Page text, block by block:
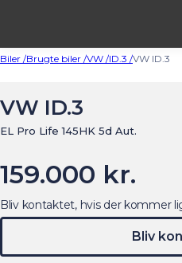
Biler /Brugte biler /VW /ID.3 /VW ID.3
VW ID.3
EL Pro Life 145HK 5d Aut.
159.000 kr.
Bliv kontaktet, hvis der kommer
Bliv